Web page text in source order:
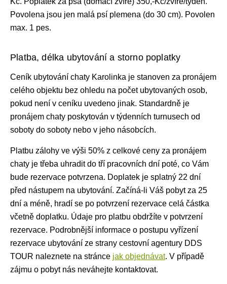
Povolena jsou jen malá psí plemena (do 30 cm). Povolen
max. 1 pes.
Platba, délka ubytování a storno poplatky
Ceník ubytování chaty Karolinka je stanoven za pronájem
celého objektu bez ohledu na počet ubytovaných osob,
pokud není v ceníku uvedeno jinak. Standardně je
pronájem chaty poskytován v týdenních turnusech od
soboty do soboty nebo v jeho násobcích.
Platbu zálohy ve výši 50% z celkové ceny za pronájem
chaty je třeba uhradit do tří pracovních dní poté, co Vám
bude rezervace potvrzena. Doplatek je splatný 22 dní
před nástupem na ubytování. Začíná-li Váš pobyt za 25
dní a méně, hradí se po potvrzení rezervace celá částka
včetně doplatku. Údaje pro platbu obdržíte v potvrzení
rezervace. Podrobnější informace o postupu vyřízení
rezervace ubytování ze strany cestovní agentury DDS
TOUR naleznete na stránce jak objednávat. V případě
zájmu o pobyt nás neváhejte kontaktovat.